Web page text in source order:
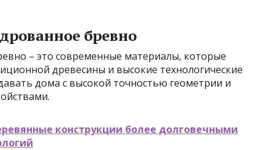
бревно
– это современные материалы, которые
древесины и высокие технологические
дома с высокой точностью геометрии и
конструкции более долговечными